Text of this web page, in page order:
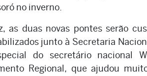
no inverno.
as duas novas pontes serão
junto à Secretaria
do secretário nacional
Regional, que ajudou